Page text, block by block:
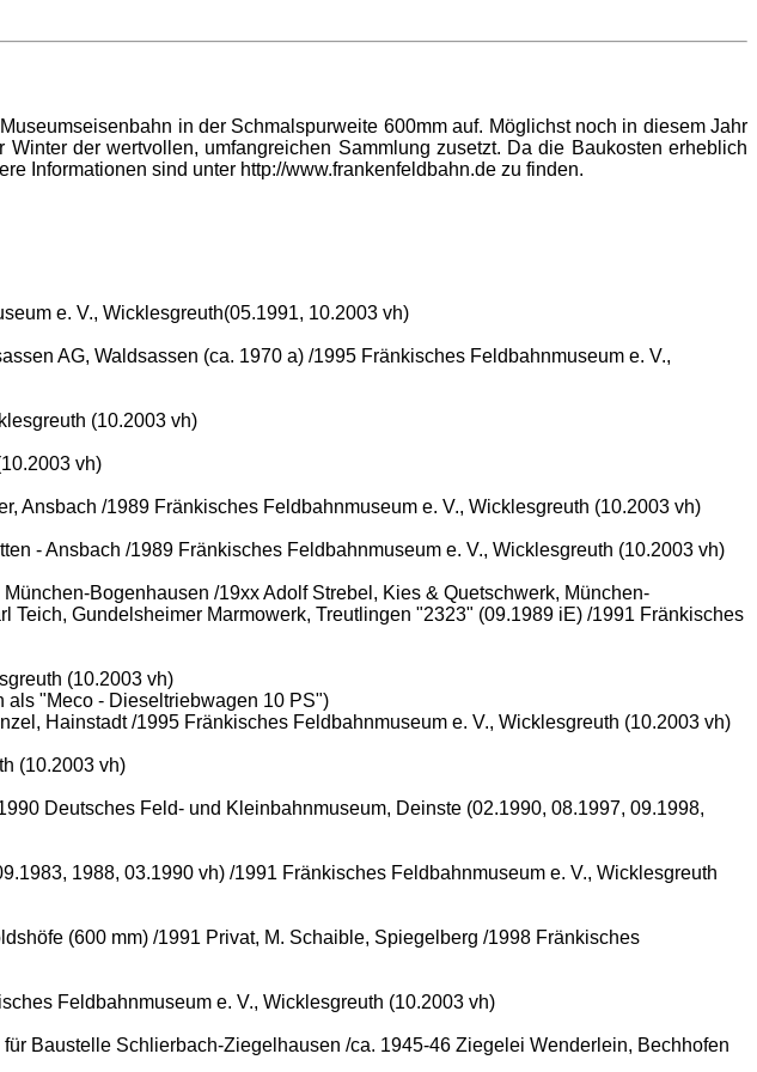
in der Schmalspurweite 600mm auf. Möglichst noch in diesem Jahr
der wertvollen, umfangreichen Sammlung zusetzt. Da die Baukosten erheblich
Informationen sind unter http://www.frankenfeldbahn.de zu finden.
e. V., Wicklesgreuth(05.1991, 10.2003 vh)
AG, Waldsassen (ca. 1970 a) /1995 Fränkisches Feldbahnmuseum e. V.,
(10.2003 vh)
vh)
Ansbach /1989 Fränkisches Feldbahnmuseum e. V., Wicklesgreuth (10.2003 vh)
- Ansbach /1989 Fränkisches Feldbahnmuseum e. V., Wicklesgreuth (10.2003 vh)
Bogenhausen /19xx Adolf Strebel, Kies & Quetschwerk, München-
Gundelsheimer Marmowerk, Treutlingen "2323" (09.1989 iE) /1991 Fränkisches
(10.2003 vh)
als "Meco - Dieseltriebwagen 10 PS")
Hainstadt /1995 Fränkisches Feldbahnmuseum e. V., Wicklesgreuth (10.2003 vh)
(10.2003 vh)
Deutsches Feld- und Kleinbahnmuseum, Deinste (02.1990, 08.1997, 09.1998,
1988, 03.1990 vh) /1991 Fränkisches Feldbahnmuseum e. V., Wicklesgreuth
(600 mm) /1991 Privat, M. Schaible, Spiegelberg /1998 Fränkisches
Feldbahnmuseum e. V., Wicklesgreuth (10.2003 vh)
Baustelle Schlierbach-Ziegelhausen /ca. 1945-46 Ziegelei Wenderlein, Bechhofen